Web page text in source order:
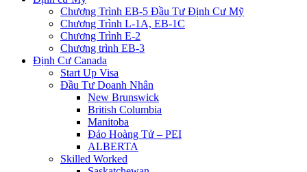
Chương Trình EB-5 Đầu Tư Định Cư Mỹ
Chương Trình L-1A, EB-1C
Chương Trình E-2
Chương trình EB-3
Định Cư Canada
Start Up Visa
Đầu Tư Doanh Nhân
New Brunswick
British Columbia
Manitoba
Đảo Hoàng Tử – PEI
ALBERTA
Skilled Worked